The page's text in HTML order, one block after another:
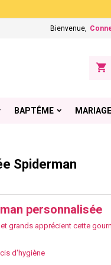
Bienvenue,
shopping_cart
BAPTÊME MARIAGE
Spiderman
personnalisée
grands apprécient cette
d'hygiène